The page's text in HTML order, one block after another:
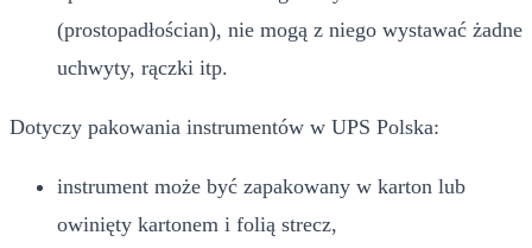
(prostopadłościan), nie mogą z niego wystawać żadne
uchwyty, rączki itp.
Dotyczy pakowania instrumentów w UPS Polska:
instrument może być zapakowany w karton lub
owinięty kartonem i folią strecz,